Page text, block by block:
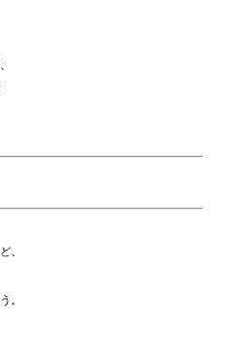
、
。